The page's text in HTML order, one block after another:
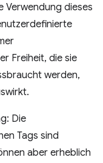
Verwendung dieses
Freiheit, die sie
werden,
Die
Tags sind
aber erheblich